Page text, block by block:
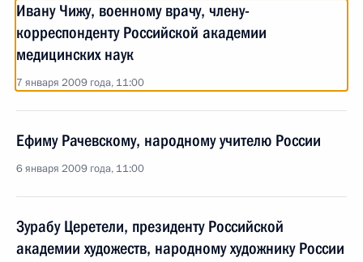
Ивану Чижу, военному врачу, члену-
корреспонденту Российской академии
медицинских наук
7 января 2009 года, 11:00
Ефиму Рачевскому, народному учителю России
6 января 2009 года, 11:00
Зурабу Церетели, президенту Российской
академии художеств, народному художнику России